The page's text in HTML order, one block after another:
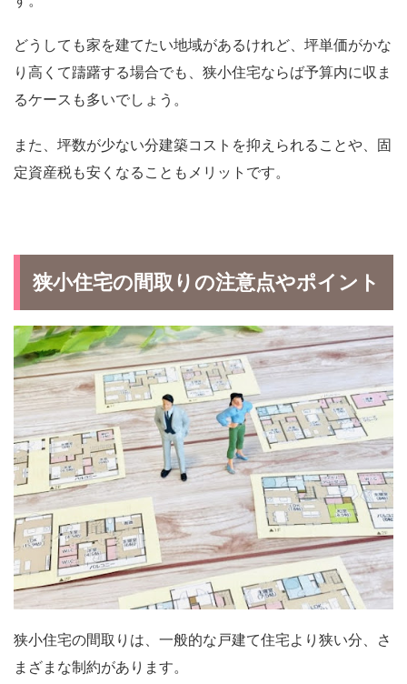
どうしても家を建てたい地域があるけれど、坪単価がかな
り高くて躊躇する場合でも、狭小住宅ならば予算内に収ま
るケースも多いでしょう。
また、坪数が少ない分建築コストを抑えられることや、固
定資産税も安くなることもメリットです。
狭小住宅の間取りの注意点やポイント
狭小住宅の間取りは、一般的な戸建て住宅より狭い分、さ
まざまな制約があります。